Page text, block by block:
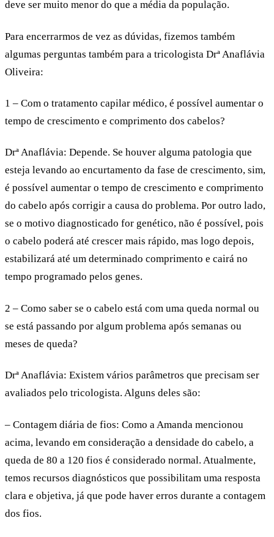
deve ser muito menor do que a média da população.
Para encerrarmos de vez as dúvidas, fizemos também
algumas perguntas também para a tricologista Drª Anaflávia
Oliveira:
1 – Com o tratamento capilar médico, é possível aumentar o
tempo de crescimento e comprimento dos cabelos?
Drª Anaflávia: Depende. Se houver alguma patologia que
esteja levando ao encurtamento da fase de crescimento, sim,
é possível aumentar o tempo de crescimento e comprimento
do cabelo após corrigir a causa do problema. Por outro lado,
se o motivo diagnosticado for genético, não é possível, pois
o cabelo poderá até crescer mais rápido, mas logo depois,
estabilizará até um determinado comprimento e cairá no
tempo programado pelos genes.
2 – Como saber se o cabelo está com uma queda normal ou
se está passando por algum problema após semanas ou
meses de queda?
Drª Anaflávia: Existem vários parâmetros que precisam ser
avaliados pelo tricologista. Alguns deles são:
– Contagem diária de fios: Como a Amanda mencionou
acima, levando em consideração a densidade do cabelo, a
queda de 80 a 120 fios é considerado normal. Atualmente,
temos recursos diagnósticos que possibilitam uma resposta
clara e objetiva, já que pode haver erros durante a contagem
dos fios.